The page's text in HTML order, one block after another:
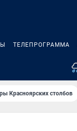
ТЕЛЕПРОГРАММА
Красноярских столбов